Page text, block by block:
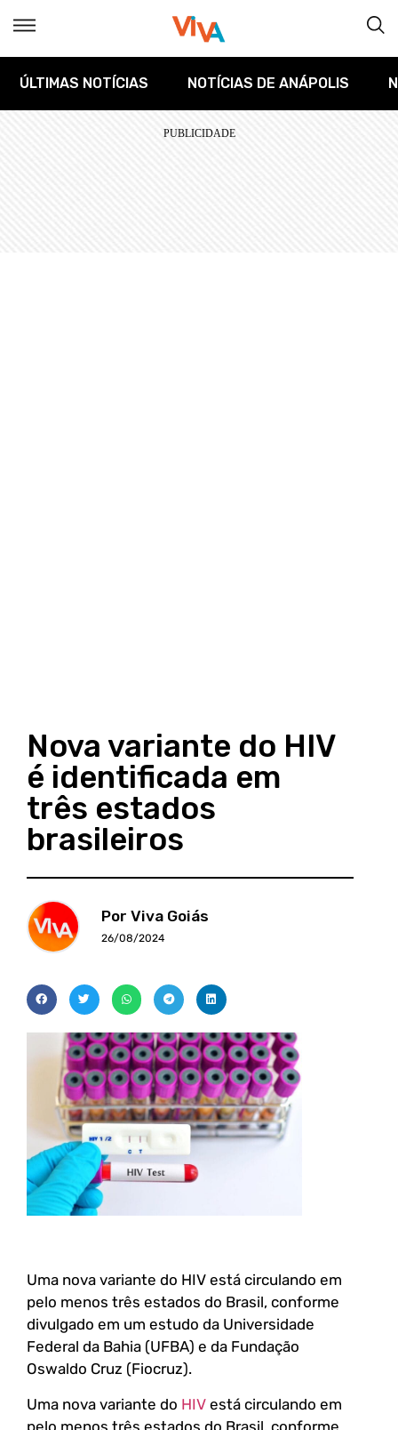
ÚLTIMAS NOTÍCIAS NOTÍCIAS DE ANÁPOLIS
Nova variante do HIV
é identificada em
três estados
brasileiros
Por Viva Goiás
26/08/2024
Uma nova variante do HIV está circulando em
pelo menos três estados do Brasil, conforme
divulgado em um estudo da Universidade
Federal da Bahia (UFBA) e da Fundação
Oswaldo Cruz (Fiocruz).
Uma nova variante do HIV está circulando em
pelo menos três estados do Brasil, conforme